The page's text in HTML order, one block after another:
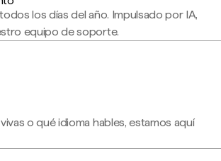
los días del año. Impulsado por IA,
equipo de soporte.
o qué idioma hables, estamos aquí